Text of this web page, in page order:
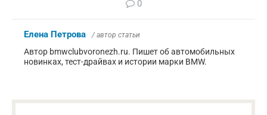
0
Елена Петрова / автор статьи
Автор bmwclubvoronezh.ru. Пишет об автомобильных
новинках, тест-драйвах и истории марки BMW.